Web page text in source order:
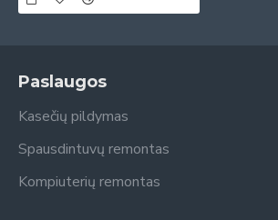
Paslaugos
Kasečių pildymas
Spausdintuvų remontas
Kompiuterių remontas